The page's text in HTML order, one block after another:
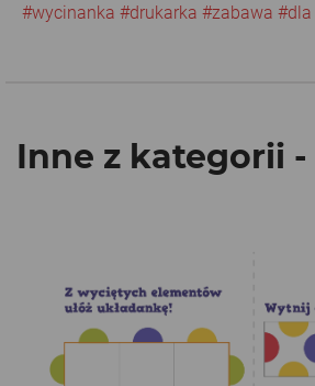
#wycinanka #drukarka #zabawa #dla
Inne z kategorii -